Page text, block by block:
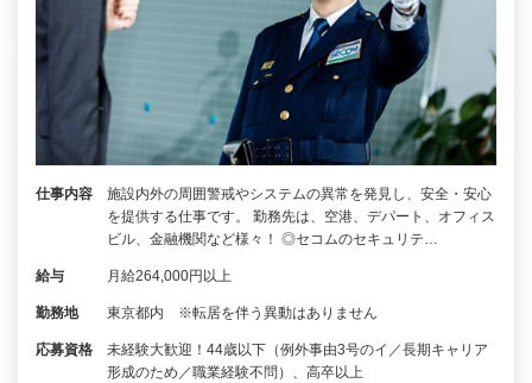
仕事内容
施設内外の周囲警戒やシステムの異常を発見し、安全・安心
を提供する仕事です。 勤務先は、空港、デパート、オフィス
ビル、金融機関など様々！ ◎セコムのセキュリテ…
給与 月給264,000円以上
勤務地 東京都内 ※転居を伴う異動はありません
応募資格
未経験大歓迎！44歳以下（例外事由3号のイ／長期キャリア
形成のため／職業経験不問）、高卒以上